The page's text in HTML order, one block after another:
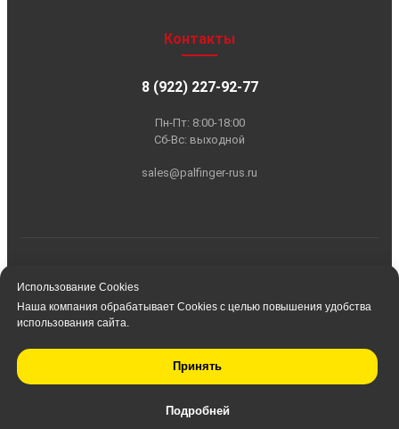
Использование Cookies
Наша компания обрабатывает Cookies с целью повышения удобства
использования сайта.
Принять
Подробней